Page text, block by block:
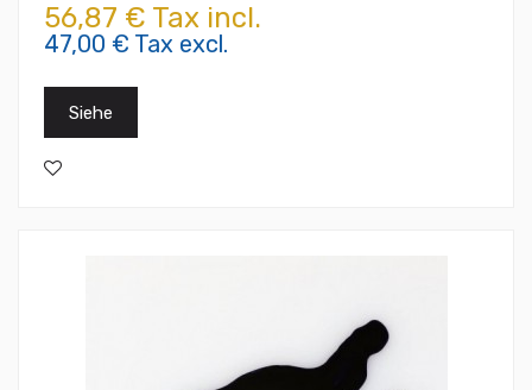
56,87 € Tax incl.
47,00 € Tax excl.
Siehe